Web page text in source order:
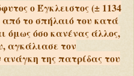
ο Έγκλειστος (± 1134
από το σπήλαιό του κατά
όμως όσο κανένας άλλος,
αγκάλιασε τον
της πατρίδας του